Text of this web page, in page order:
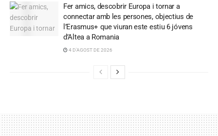
Fer amics, descobrir Europa i tornar a
connectar amb les persones, objectius de
l’Erasmus+ que viuran este estiu 6 jóvens
d’Altea a Romania
4 D'AGOST DE 2026